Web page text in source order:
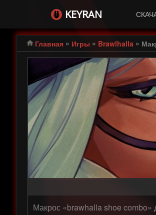
KEYRAN
Главная » Игры » Brawlhalla »
Макрос «brawhalla shoe combo»